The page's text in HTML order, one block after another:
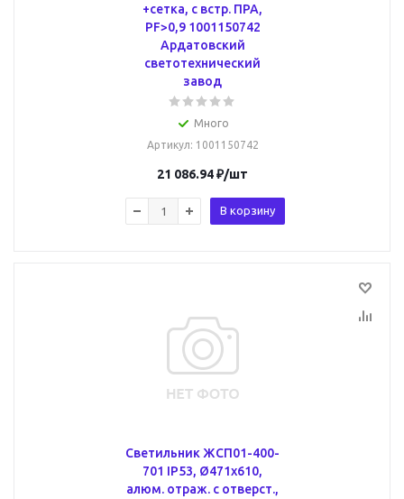
+сетка, с встр. ПРА,
PF>0,9 1001150742
Ардатовский
светотехнический
завод
Много
Артикул: 1001150742
21 086.94₽/шт
В корзину
Светильник ЖСП01-400-
701 IP53, Ø471х610,
алюм. отраж. с отверст.,